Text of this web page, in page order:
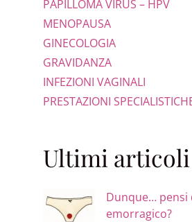
PAPILLOMA VIRUS – HPV
MENOPAUSA
GINECOLOGIA
GRAVIDANZA
INFEZIONI VAGINALI
PRESTAZIONI
Ultimi articoli
Dunque… pensi
emorragico?